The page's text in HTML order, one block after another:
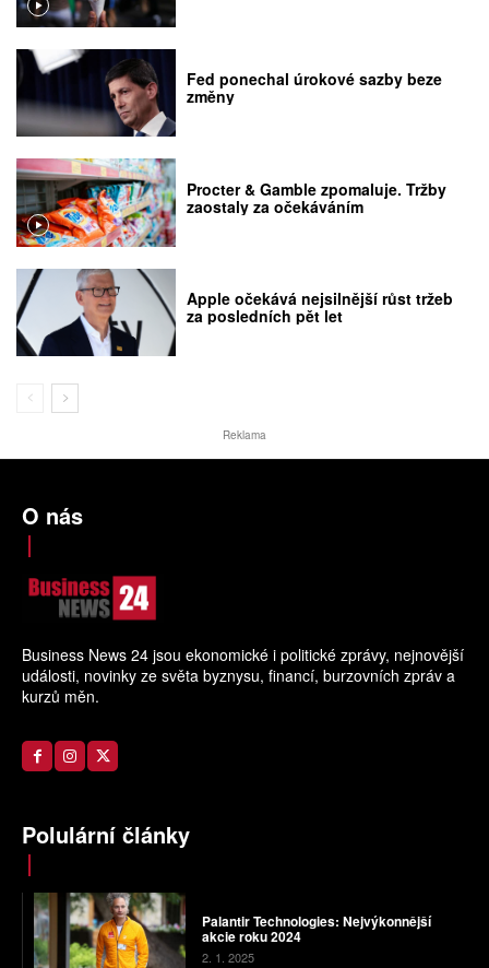
Fed ponechal úrokové sazby beze
změny
Procter & Gamble zpomaluje. Tržby
zaostaly za očekáváním
Apple očekává nejsilnější růst tržeb
za posledních pět let
Reklama
O nás
Business News 24 jsou ekonomické i politické zprávy, nejnovější
události, novinky ze světa byznysu, financí, burzovních zpráv a
kurzů měn.
Polulární články
Palantir Technologies: Nejvýkonnější
akcie roku 2024
2. 1. 2025